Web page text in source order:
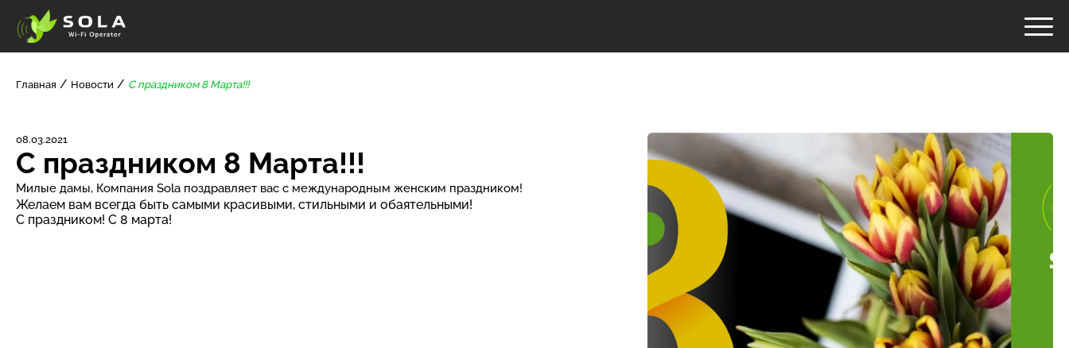
Главная Новости С праздником 8 Марта!!!
08.03.2021
С праздником 8 Марта!!!
Милые дамы, Компания Sola поздравляет вас с международным женским праздником!
Желаем вам всегда быть самыми красивыми, стильными и обаятельными!
С праздником! С 8 марта!